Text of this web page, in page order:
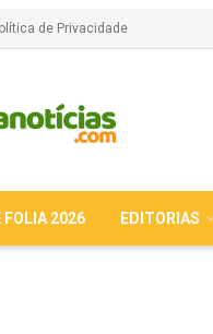
de Privacidade
FOLIA 2026 EDITORIAS